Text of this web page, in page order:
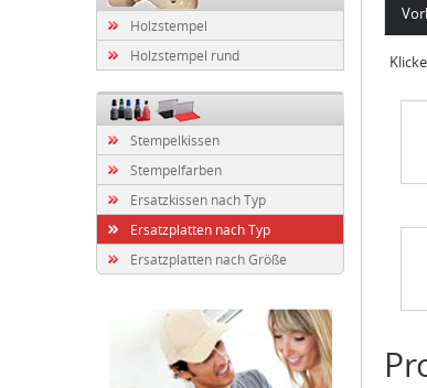
Holzstempel
Holzstempel rund
Stempelkissen
Stempelfarben
Ersatzkissen nach Typ
Ersatzplatten nach Typ
Ersatzplatten nach Größe